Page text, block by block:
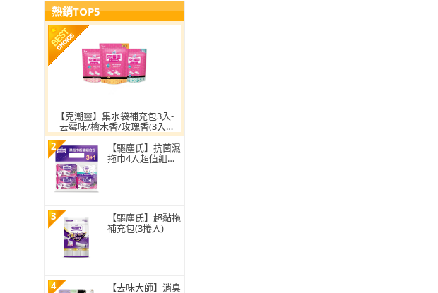
熱銷TOP5
【克潮靈】集水袋補充包3入-
去霉味/檜木香/玫瑰香(3入/
組)
2
【驅塵氏】抗菌濕
拖巾4入超值組合
3
【驅塵氏】超黏拖
補充包(3捲入)
4
【去味大師】消臭